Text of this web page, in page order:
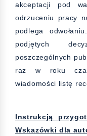
akceptacji pod
odrzuceniu pracy
podlega
podjętych
poszczególnych
raz w roku
wiadomości listę
Instrukcją
Wskazówki dla